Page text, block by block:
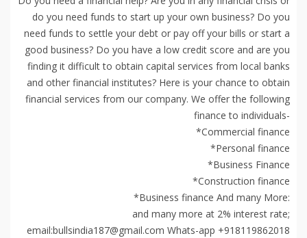
do you need funds to start up your own business? Do you
need funds to settle your debt or pay off your bills or start a
good business? Do you have a low credit score and are you
finding it difficult to obtain capital services from local banks
and other financial institutes? Here is your chance to obtain
financial services from our company. We offer the following
finance to individuals-
*Commercial finance
*Personal finance
*Business Finance
*Construction finance
*Business finance And many More:
and many more at 2% interest rate;
email:bullsindia187@gmail.com Whats-app +918119862018